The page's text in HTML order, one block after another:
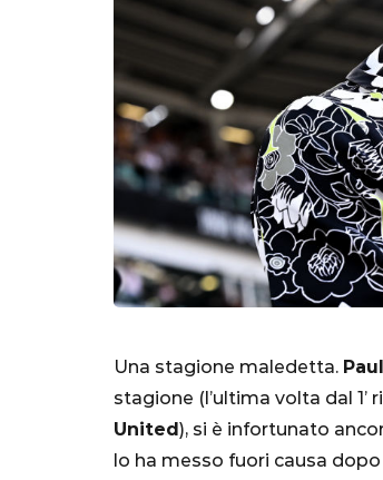
Una stagione maledetta.
stagione (l’ultima volta dal 1’
United), si è infortunato
lo ha messo fuori causa